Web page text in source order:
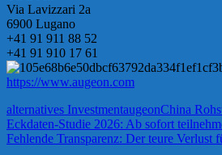
Via Lavizzari 2a
6900 Lugano
+41 91 911 88 52
+41 91 910 17 61
https://www.augeon.com
alternatives InvestmentaugeonChina
Beitragsnavigation
Vorheriger
Beitrag:
Eckdaten-Studie 2026: Ab sofort
Nächster
Fehlende Transparenz: Der teure Verlust